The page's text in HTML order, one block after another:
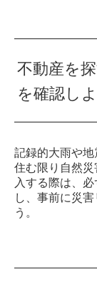
不動産を
を確認しよ
記録的大雨や
住む限り自然
入する際は、必
し、事前に災
う。